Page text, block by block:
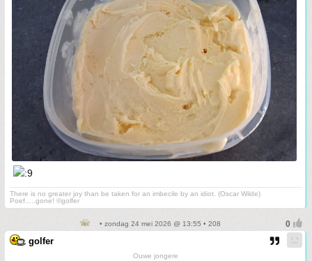
There is no greater joy than be taken for an imbecile by an idiot. (Oscar Wilde)
Poef.....gone! ©golfer
• zondag 24 mei 2026 @ 13:55 • 208
golfer
Ouwe jongere